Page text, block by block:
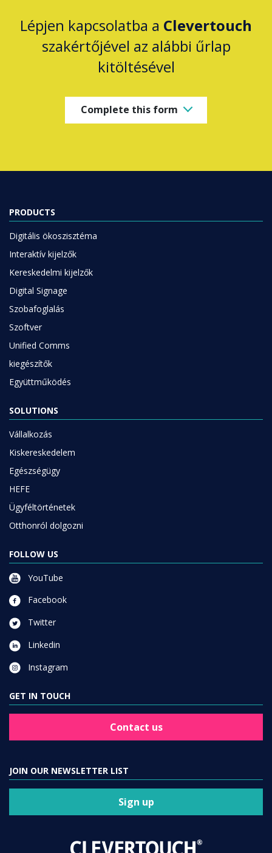
Lépjen kapcsolatba a Clevertouch
szakértőjével az alábbi űrlap
kitöltésével
Complete this form
PRODUCTS
Digitális ökoszisztéma
Interaktív kijelzők
Kereskedelmi kijelzők
Digital Signage
Szobafoglalás
Szoftver
Unified Comms
kiegészítők
Együttműködés
SOLUTIONS
Vállalkozás
Kiskereskedelem
Egészségügy
HEFE
Ügyféltörténetek
Otthonról dolgozni
FOLLOW US
YouTube
Facebook
Twitter
Linkedin
Instagram
GET IN TOUCH
Contact us
JOIN OUR NEWSLETTER LIST
Sign up